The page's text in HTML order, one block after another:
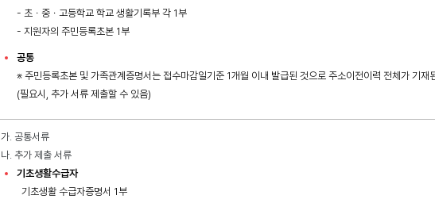
- 초ㆍ중ㆍ고등학교 학교 생활기록부 각 1부
- 지원자의 주민등록초본 1부
공통
※ 주민등록초본 및 가족관계증명서는 접수마감일기준 1개월 이내 발급된 것으로 주소이전이력 전체가 기재
(필요시, 추가 서류 제출할 수 있음)
가. 공통서류
나. 추가 제출 서류
기초생활수급자
기초생활 수급자증명서 1부